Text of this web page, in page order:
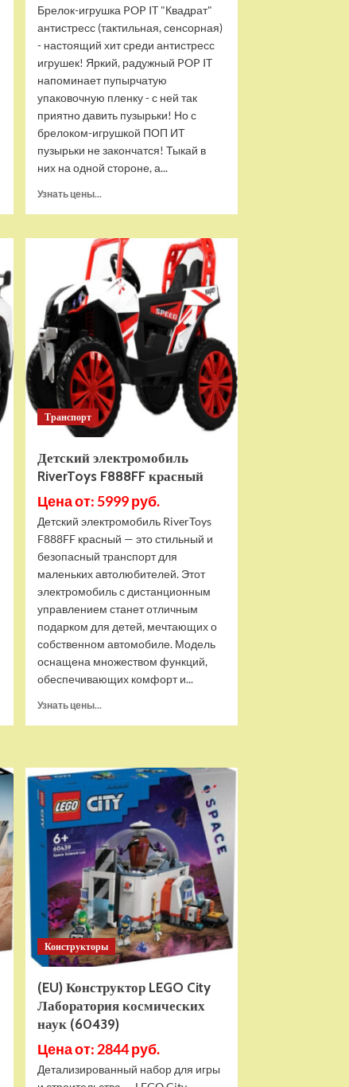
Брелок-игрушка POP IT "Квадрат"
антистресс (тактильная, сенсорная)
- настоящий хит среди антистресс
игрушек! Яркий, радужный POP IT
напоминает пупырчатую
упаковочную пленку - с ней так
приятно давить пузырьки! Но с
брелоком-игрушкой ПОП ИТ
пузырьки не закончатся! Тыкай в
них на одной стороне, а...
Узнать цены...
Брелок-
игрушка
POP
IT
Квадрат
антистресс
(тактильная,
сенсорная)
Транспорт
Детский электромобиль
RiverToys F888FF красный
Цена от: 5999 руб.
Детский электромобиль RiverToys
F888FF красный — это стильный и
безопасный транспорт для
маленьких автолюбителей. Этот
электромобиль с дистанционным
управлением станет отличным
подарком для детей, мечтающих о
собственном автомобиле. Модель
оснащена множеством функций,
обеспечивающих комфорт и...
Узнать цены...
RiverToys
F888FF
красный
Конструкторы
(EU) Конструктор LEGO City
Лаборатория космических
наук (60439)
Цена от: 2844 руб.
Детализированный набор для игры